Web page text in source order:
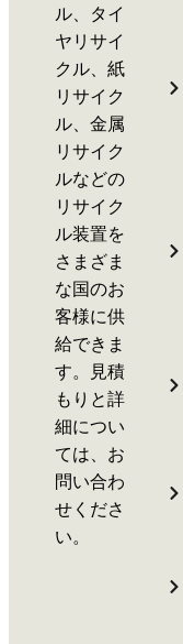
ル、タイ
ヤリサイ
クル、紙
リサイク
ル、金属
リサイク
ルなどの
リサイク
ル装置を
さまざま
な国のお
客様に供
給できま
す。見積
もりと詳
細につい
ては、お
問い合わ
せくださ
い。